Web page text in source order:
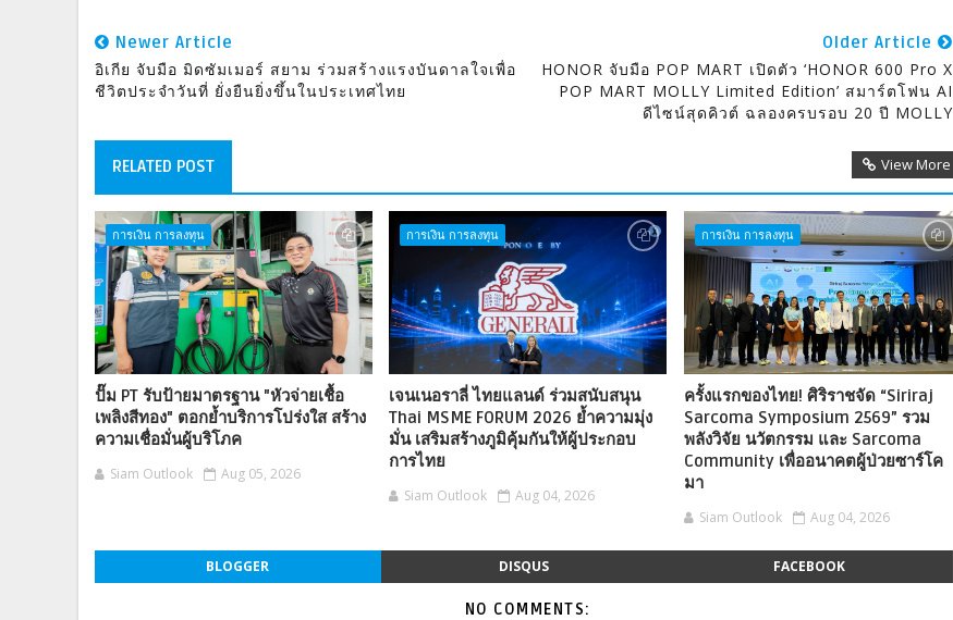
Newer Article
อิเกีย จับมือ มิดซัมเมอร์ สยาม ร่วมสร้างแรงบันดาลใจเพื่อ
ชีวิตประจำวันที่ ยั่งยืนยิ่งขึ้นในประเทศไทย
Older Article
HONOR จับมือ POP MART เปิดตัว ‘HONOR 600 Pro X
POP MART MOLLY Limited Edition’ สมาร์ตโฟน AI
ดีไซน์สุดคิวต์ ฉลองครบรอบ 20 ปี MOLLY
RELATED POST View More
การเงิน การลงทุน
ปั๊ม PT รับป้ายมาตรฐาน "หัวจ่ายเชื้อ
เพลิงสีทอง" ตอกย้ำบริการโปร่งใส สร้าง
ความเชื่อมั่นผู้บริโภค
Siam Outlook Aug 05, 2026
การเงิน การลงทุน
เจนเนอราลี่ ไทยแลนด์ ร่วมสนับสนุน
Thai MSME FORUM 2026 ย้ำความมุ่ง
มั่น เสริมสร้างภูมิคุ้มกันให้ผู้ประกอบ
การไทย
Siam Outlook Aug 04, 2026
การเงิน การลงทุน
ครั้งแรกของไทย! ศิริราชจัด “Siriraj
Sarcoma Symposium 2569” รวม
พลังวิจัย นวัตกรรม และ Sarcoma
Community เพื่ออนาคตผู้ป่วยซาร์โค
มา
Siam Outlook Aug 04, 2026
BLOGGER DISQUS FACEBOOK
NO COMMENTS: